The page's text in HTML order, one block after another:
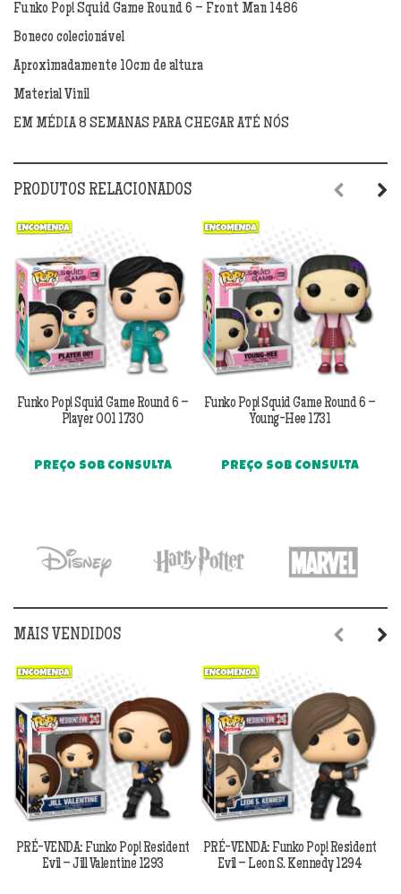
Funko Pop! Squid Game Round 6 – Front Man 1486
Boneco colecionável
Aproximadamente 10cm de altura
Material Vinil
EM MÉDIA 8 SEMANAS PARA CHEGAR ATÉ NÓS
PRODUTOS RELACIONADOS
Funko Pop! Squid Game Round 6 –
Player 001 1730
PREÇO SOB CONSULTA
Funko Pop! Squid Game Round 6 –
Young-Hee 1731
PREÇO SOB CONSULTA
MAIS VENDIDOS
PRÉ-VENDA: Funko Pop! Resident
Evil – Jill Valentine 1293
PRÉ-VENDA: Funko Pop! Resident
Evil – Leon S. Kennedy 1294